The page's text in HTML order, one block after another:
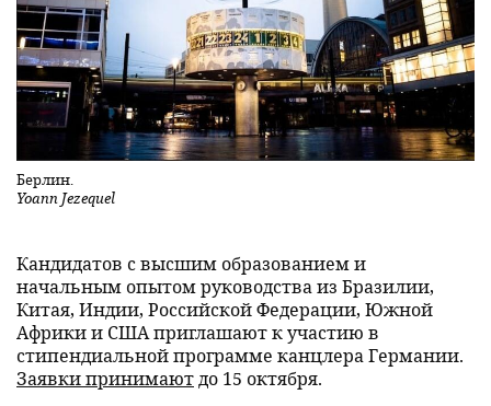
Берлин.
Yoann Jezequel
Кандидатов с высшим образованием и
начальным опытом руководства из Бразилии,
Китая, Индии, Российской Федерации, Южной
Африки и США приглашают к участию в
стипендиальной программе канцлера Германии.
Заявки принимаютдо 15 октября.